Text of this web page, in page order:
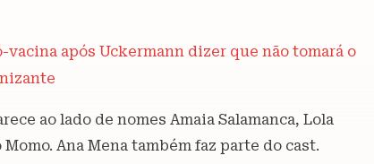
após Uckermann dizer que não tomará o
ao lado de nomes Amaia Salamanca, Lola
Ana Mena também faz parte do cast.